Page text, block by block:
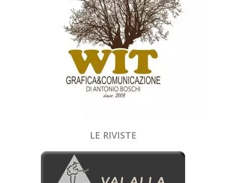
LE RIVISTE